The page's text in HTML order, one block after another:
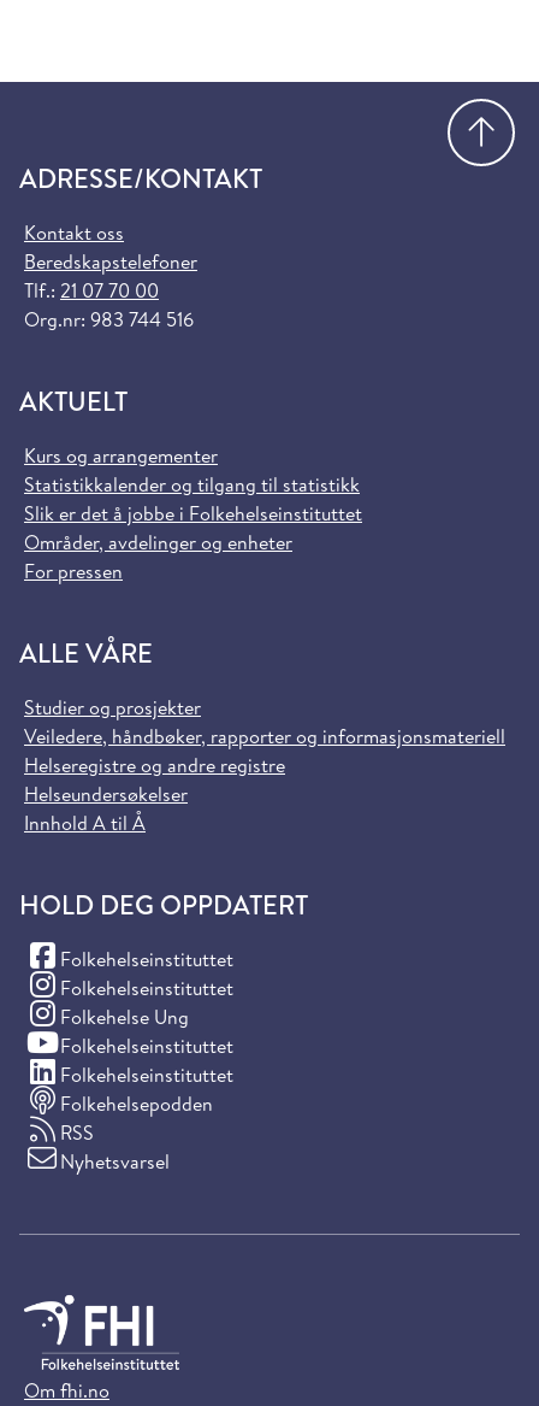
ADRESSE/KONTAKT
Kontakt oss
Beredskapstelefoner
Tlf.: 21 07 70 00
Org.nr: 983 744 516
AKTUELT
Kurs og arrangementer
Statistikkalender og tilgang til statistikk
Slik er det å jobbe i Folkehelseinstituttet
Områder, avdelinger og enheter
For pressen
ALLE VÅRE
Studier og prosjekter
Veiledere, håndbøker, rapporter og informasjonsmateriell
Helseregistre og andre registre
Helseundersøkelser
Innhold A til Å
HOLD DEG OPPDATERT
Folkehelseinstituttet
(Facebook)
Folkehelseinstituttet
(Instagram)
Folkehelse Ung
(Instagram)
Folkehelseinstituttet
(YouTube)
Folkehelseinstituttet
(LinkedIn)
Folkehelsepodden
RSS
Nyhetsvarsel
Om fhi.no